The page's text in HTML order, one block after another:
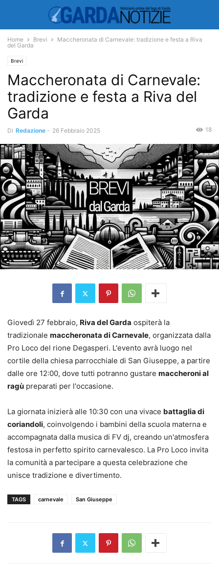
Home Brevi
Maccheronata di Carnevale: tradizione e festa a Riva
del Garda
Brevi
Maccheronata di Carnevale:
tradizione e festa a Riva del
Garda
Di Redazione - 26 Febbraio 2025 18
Giovedì 27 febbraio, Riva del Garda ospiterà la
tradizionale maccheronata di Carnevale, organizzata dalla
Pro Loco del rione Degasperi. L'evento avrà luogo nel
cortile della chiesa parrocchiale di San Giuseppe, a partire
dalle ore 12:00, dove tutti potranno gustare maccheroni al
ragù preparati per l'occasione.
La giornata inizierà alle 10:30 con una vivace battaglia di
coriandoli, coinvolgendo i bambini della scuola materna e
accompagnata dalla musica di FV dj, creando un'atmosfera
festosa in perfetto spirito carnevalesco. La Pro Loco invita
la comunità a partecipare a questa celebrazione che
unisce tradizione e divertimento.
TAGS carnevale San Giuseppe